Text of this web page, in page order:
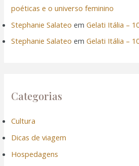
poéticas e o universo feminino
Stephanie Salateo emGelati Itália –
Stephanie Salateo emGelati Itália –
Categorias
Cultura
Dicas de viagem
Hospedagens